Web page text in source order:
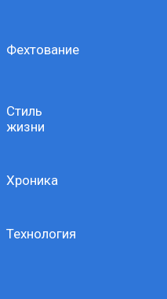
Фехтование
Стиль
жизни
Хроника
Технология